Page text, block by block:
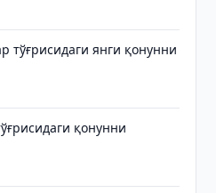
тўғрисидаги янги қонунни
қонунни